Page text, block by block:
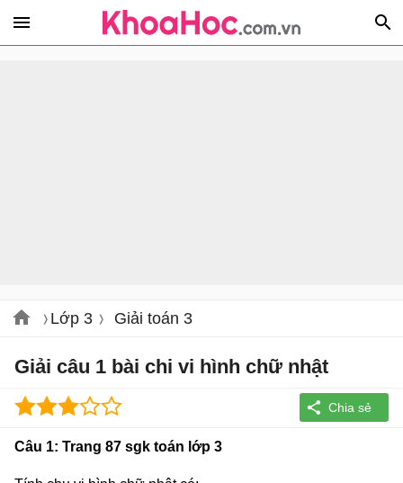
Lớp 3 Giải toán 3
Giải câu 1 bài chi vi hình chữ nhật
Câu 1: Trang 87 sgk toán lớp 3